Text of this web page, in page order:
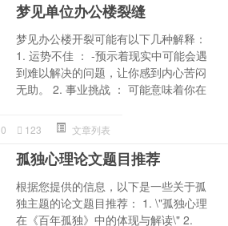
梦见单位办公楼裂缝
梦见办公楼开裂可能有以下几种解释：
1. 运势不佳 ： -预示着现实中可能会遇
到难以解决的问题，让你感到内心苦闷
无助。 2. 事业挑战 ： 可能意味着你在
0 123 文章列表
孤独心理论文题目推荐
根据您提供的信息，以下是一些关于孤
独主题的论文题目推荐： 1. \"孤独心理
在《百年孤独》中的体现与解读\" 2.